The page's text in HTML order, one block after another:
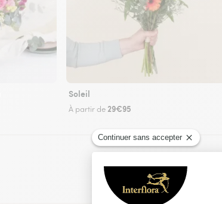
Soleil
À partir de 29€95